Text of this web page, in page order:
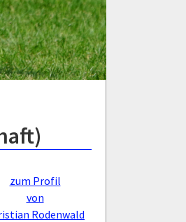
zum Profil
von
Rodenwald